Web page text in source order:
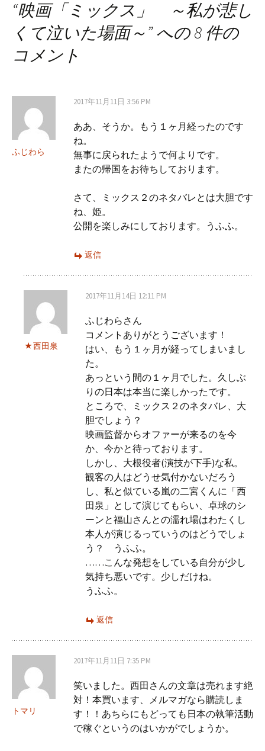
“映画「ミックス」 ～私が悲し
くて泣いた場面～” への 8 件の
コメント
ふじわら
2017年11月11日 3:56 PM
ああ、そうか。もう１ヶ月経ったのです
ね。
無事に戻られたようで何よりです。
またの帰国をお待ちしております。
さて、ミックス２のネタバレとは大胆です
ね、姫。
公開を楽しみにしております。うふふ。
返信
西田泉
2017年11月14日 12:11 PM
ふじわらさん
コメントありがとうございます！
はい、もう１ヶ月が経ってしまいまし
た。
あっという間の１ヶ月でした。久しぶ
りの日本は本当に楽しかったです。
ところで、ミックス２のネタバレ、大
胆でしょう？
映画監督からオファーが来るのを今
か、今かと待っております。
しかし、大根役者(演技が下手)な私。
観客の人はどうせ気付かないだろう
し、私と似ている嵐の二宮くんに「西
田泉」として演じてもらい、卓球のシ
ーンと福山さんとの濡れ場はわたくし
本人が演じるっていうのはどうでしょ
う？ うふふ。
……こんな発想をしている自分が少し
気持ち悪いです。少しだけね。
うふふ。
返信
トマリ
2017年11月11日 7:35 PM
笑いました。西田さんの文章は売れます絶
対！本買います、メルマガなら購読しま
す！！あちらにもどっても日本の執筆活動
で稼ぐというのはいかがでしょうか。